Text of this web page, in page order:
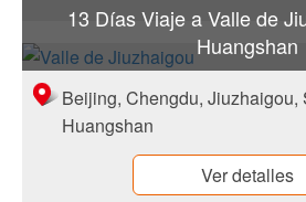
13 Días Viaje a Valle de
Huangshan
Beijing, Chengdu, Jiuzhaigou,
Huangshan
Ver detalles